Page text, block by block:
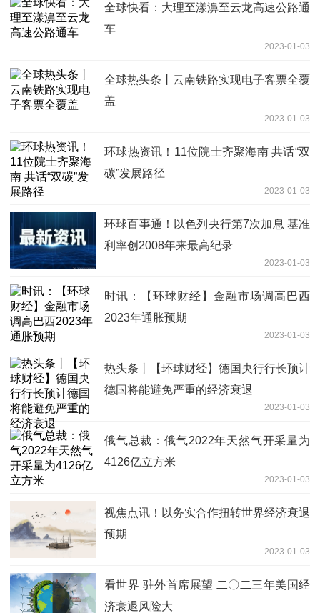
全球快看：大理至漾濞至云龙高速公路通
车
2023-01-03
全球热头条丨云南铁路实现电子客票全覆
盖
2023-01-03
环球热资讯！11位院士齐聚海南 共话“双
碳”发展路径
2023-01-03
环球百事通！以色列央行第7次加息 基准
利率创2008年来最高纪录
2023-01-03
时讯：【环球财经】金融市场调高巴西
2023年通胀预期
2023-01-03
热头条丨【环球财经】德国央行行长预计
德国将能避免严重的经济衰退
2023-01-03
俄气总裁：俄气2022年天然气开采量为
4126亿立方米
2023-01-03
视焦点讯！以务实合作扭转世界经济衰退
预期
2023-01-03
看世界 驻外首席展望 二〇二三年美国经
济衰退风险大